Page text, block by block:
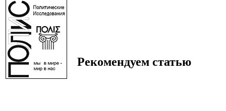
Рекомендуем статью